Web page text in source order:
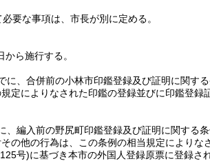
要な事項は、市長が別に定める。
ら施行する。
に、合併前の小林市印鑑登録及び証明に関する
定によりなされた印鑑の登録並びに印鑑登
、編入前の野尻町印鑑登録及び証明に関する条
の他の行為は、この条例の相当規定によりな
号)に基づき本市の外国人登録原票に登録さ